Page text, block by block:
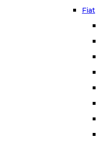
Fiat